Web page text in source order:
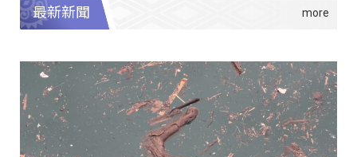
最新新聞